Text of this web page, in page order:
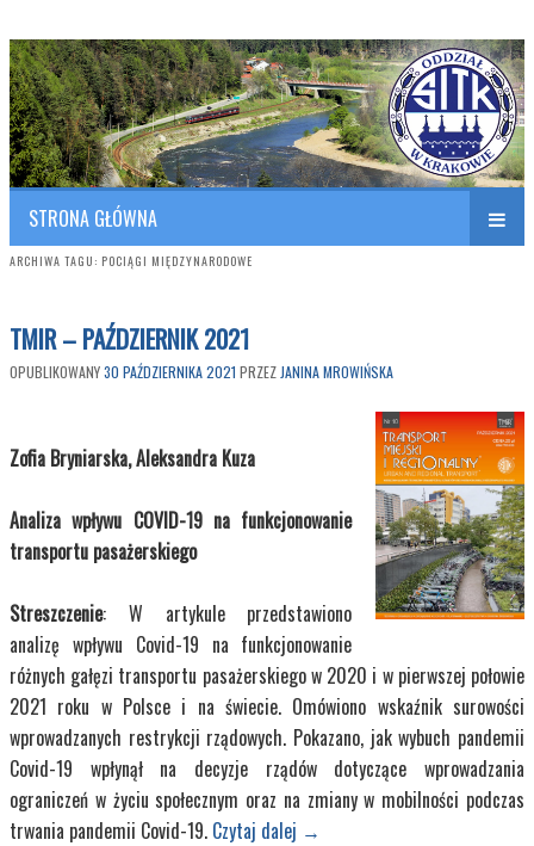
SITK RP Oddział w KRAKOWIE
Polish Association of Engineers & Technicians of Transportation
STRONA GŁÓWNA
ARCHIWA TAGU: POCIĄGI MIĘDZYNARODOWE
TMIR – PAŹDZIERNIK 2021
OPUBLIKOWANY30 PAŹDZIERNIKA 2021 PRZEZ JANINA MROWIŃSKA
25,00 zł
Transport Miejski i
Regionalny
Kup Teraz
Zofia Bryniarska, Aleksandra Kuza
Analiza wpływu COVID-19 na funkcjonowanie
transportu pasażerskiego
Streszczenie: W artykule przedstawiono
analizę wpływu Covid-19 na funkcjonowanie
różnych gałęzi transportu pasażerskiego w 2020 i w pierwszej połowie
2021 roku w Polsce i na świecie. Omówiono wskaźnik surowości
wprowadzanych restrykcji rządowych. Pokazano, jak wybuch pandemii
Covid-19 wpłynął na decyzje rządów dotyczące wprowadzania
ograniczeń w życiu społecznym oraz na zmiany w mobilności podczas
trwania pandemii Covid-19. Czytaj dalej →